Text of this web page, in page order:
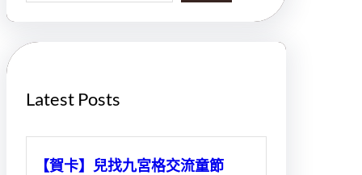
h
Latest Posts
【賀卡】兒找九宮格交流童節